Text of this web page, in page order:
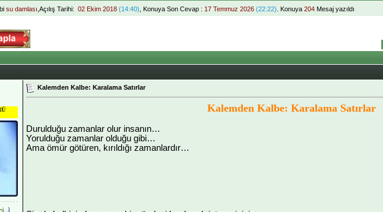
su damlası ,Açılış Tarihi: 02 Ekim 2018 (14:40) , Konuya Son Cevap : 17 Temmuz 2026 (22:22) . Konuya 204 Mesaj yazıldı
Kalemden Kalbe: Karalama Satırlar
Kalemden Kalbe: Karalama Satırlar
Durulduğu zamanlar olur insanın…
Yorulduğu zamanlar olduğu gibi…
Ama ömür götüren, kırıldığı zamanlardır…